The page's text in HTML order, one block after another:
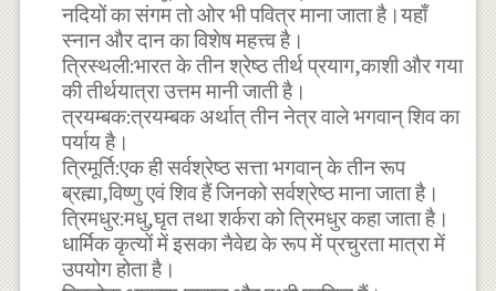
नदियों का संगम तो ओर भी पवित्र माना जाता है।यहाँ
स्नान और दान का विशेष महत्त्व है।
त्रिस्थली:भारत के तीन श्रेष्ठ तीर्थ प्रयाग,काशी और गया
की तीर्थयात्रा उत्तम मानी जाती है।
त्रयम्बक:त्रयम्बक अर्थात् तीन नेत्र वाले भगवान् शिव का
पर्याय है।
त्रिमूर्ति:एक ही सर्वश्रेष्ठ सत्ता भगवान् के तीन रूप
ब्रह्मा,विष्णु एवं शिव हैं जिनको सर्वश्रेष्ठ माना जाता है।
त्रिमधुर:मधु,घृत तथा शर्करा को त्रिमधुर कहा जाता है।
धार्मिक कृत्यों में इसका नैवेद्य के रूप में प्रचुरता मात्रा में
उपयोग होता है।